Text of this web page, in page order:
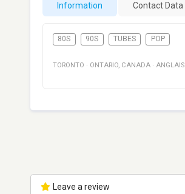
Information Contact Data
80S 90S TUBES POP
TORONTO · ONTARIO, CANADA · ANGLAIS
Leave a review